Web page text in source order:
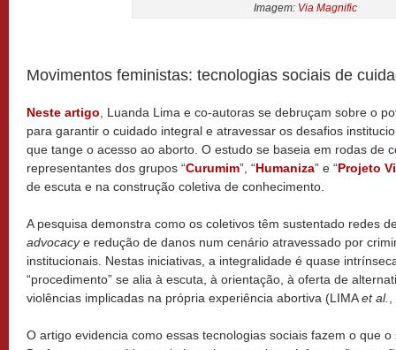
Imagem: Via Magnific
Movimentos feministas: tecnologias sociais de
Neste artigo
Luanda Lima e co-autoras se debruçam sobre o
para garantir o cuidado integral e atravessar os desafios
que tange o acesso ao aborto. O estudo se baseia em rodas de
representantes dos grupos “Curumim”, “Humaniza” e “Projeto
de escuta e na construção coletiva de conhecimento.
A pesquisa demonstra como os coletivos têm sustentado redes
advocacye redução de danos num cenário atravessado por
institucionais. Nestas iniciativas, a integralidade é quase
“procedimento” se alia à escuta, à orientação, à oferta de
violências implicadas na própria experiência abortiva (LIMAet al.
O artigo evidencia como essas tecnologias sociais fazem o que